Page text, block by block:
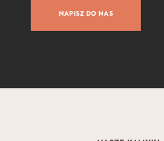
NAPISZ DO NAS